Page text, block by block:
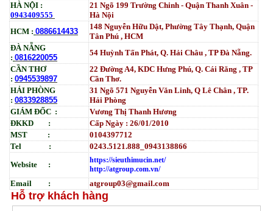
HÀ NỘI :
0943409555
21 Ngõ 199 Trường Chinh - Quận Thanh Xuân -
Hà Nội
HCM : 0886614433
148 Nguyễn Hữu Dật, Phường Tây Thạnh, Quận
Tân Phú , HCM
ĐÀ NẴNG
: 0816220055
54 Huỳnh Tấn Phát, Q. Hải Châu , TP Đà Nẵng.
CẦN THƠ
: 0945539897
22 Đường A4, KDC Hưng Phú, Q. Cái Răng , TP
Cần Thơ.
HẢI PHÒNG
: 0833928855
31 Ngõ 571 Nguyễn Văn Linh, Q Lê Chân , TP.
Hải Phòng
GIÁM ĐỐC :
Vương Thị Thanh Hương
ĐKKD :
Cấp Ngày : 26/01/2010
MST :
0104397712
Tel :
0243.5121.888_0943138866
Website :
https://sieuthimucin.net/
http://atgroup.com.vn/
Email : atgroup03@gmail.com
Hỗ trợ khách hàng